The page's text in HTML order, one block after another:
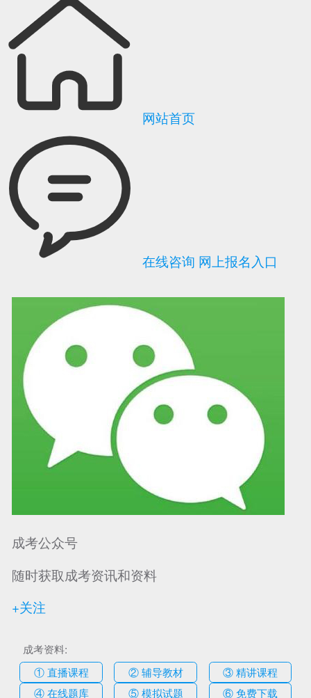
可信网站信用评 网络警察提醒你 诚信网站
网站首页
在线咨询 网上报名入口
成考公众号
随时获取成考资讯和资料
+关注
成考资料:
① 直播课程
② 辅导教材
③ 精讲课程
④ 在线题库
⑤ 模拟试题 ⑥ 免费下载